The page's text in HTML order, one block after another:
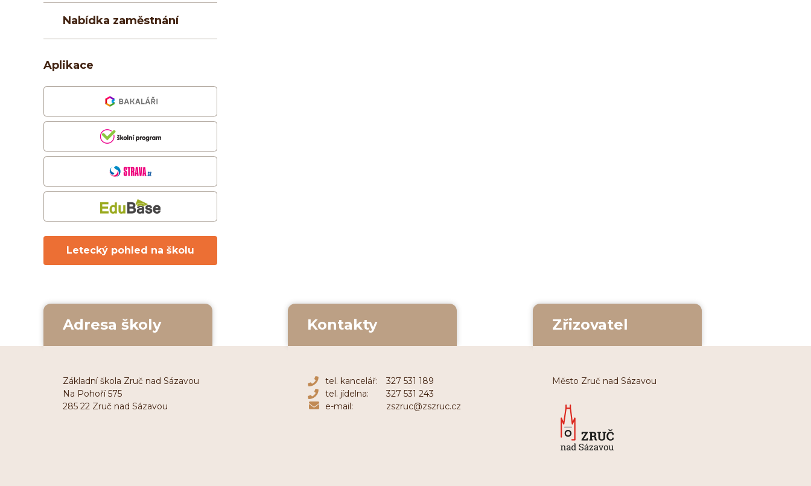
Nabídka zaměstnání
Aplikace
Letecký pohled na školu
Adresa školy
Základní škola Zruč nad Sázavou
Na Pohoří 575
285 22 Zruč nad Sázavou
Kontakty
tel. kancelář:
327 531 189
tel. jídelna:
327 531 243
e-mail:
zszruc@zszruc.cz
Zřizovatel
Město Zruč nad Sázavou